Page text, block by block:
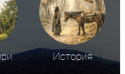
История